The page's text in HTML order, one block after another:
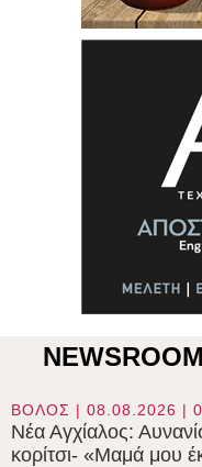
NEWSROOM
ΒΟΛΟΣ | 08.08.2026 |
Νέα Αγχίαλος:
κορίτσι- «Μαμά μου